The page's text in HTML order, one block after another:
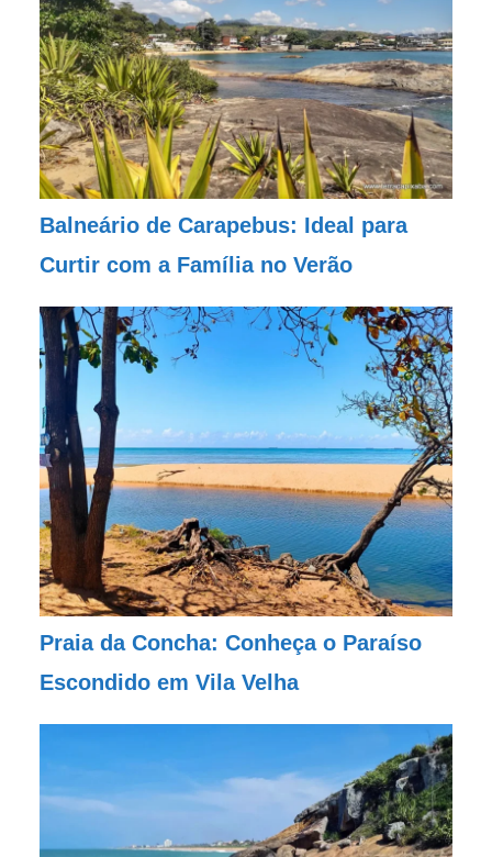
Balneário de Carapebus: Ideal para
Curtir com a Família no Verão
Praia da Concha: Conheça o Paraíso
Escondido em Vila Velha